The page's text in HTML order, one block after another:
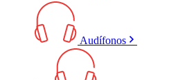
Audífonos